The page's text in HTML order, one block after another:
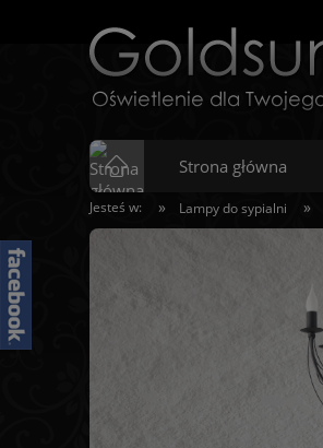
Strona główna
Jesteś w: » Lampy do sypialni »